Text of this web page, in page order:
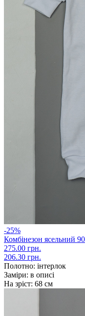
-25%
Комбінезон ясельний
275.00 грн.
206.30 грн.
Полотно: інтерлок
Заміри: в описі
На зріст: 68 см